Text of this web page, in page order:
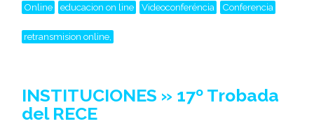
Online educacion on line Videoconferéncia Conferencia
retransmision online,
INSTITUCIONES » 17º Trobada
del RECE